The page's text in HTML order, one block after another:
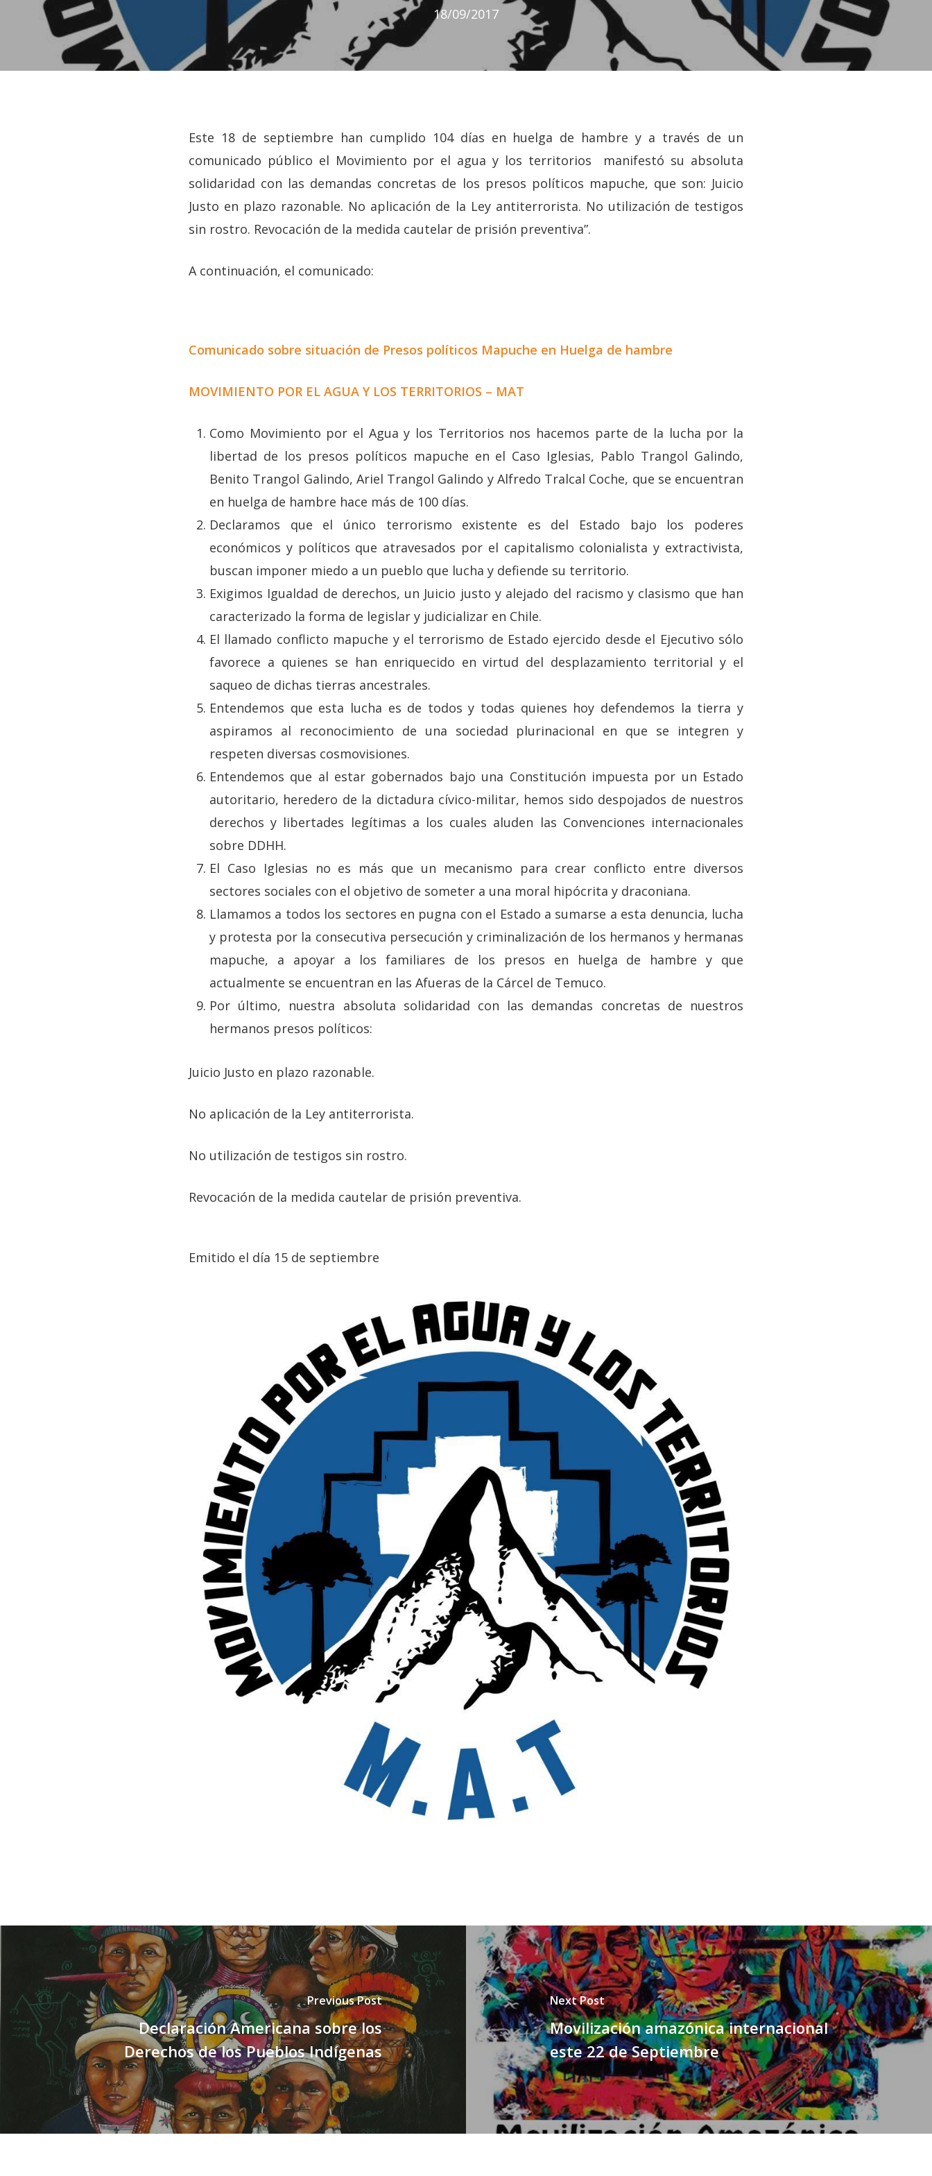
Hit enter to search or ESC to close
18/09/2017
Este 18 de septiembre han cumplido 104 días en huelga de hambre y a través de un
comunicado público el Movimiento por el agua y los territorios manifestó su absoluta
solidaridad con las demandas concretas de los presos políticos mapuche, que son: Juicio
Justo en plazo razonable. No aplicación de la Ley antiterrorista. No utilización de testigos
sin rostro. Revocación de la medida cautelar de prisión preventiva”.
A continuación, el comunicado:
Comunicado sobre situación de Presos políticos Mapuche en Huelga de hambre
MOVIMIENTO POR EL AGUA Y LOS TERRITORIOS – MAT
Como Movimiento por el Agua y los Territorios nos hacemos parte de la lucha por la
libertad de los presos políticos mapuche en el Caso Iglesias, Pablo Trangol Galindo,
Benito Trangol Galindo, Ariel Trangol Galindo y Alfredo Tralcal Coche, que se encuentran
en huelga de hambre hace más de 100 días.
Declaramos que el único terrorismo existente es del Estado bajo los poderes
económicos y políticos que atravesados por el capitalismo colonialista y extractivista,
buscan imponer miedo a un pueblo que lucha y defiende su territorio.
Exigimos Igualdad de derechos, un Juicio justo y alejado del racismo y clasismo que han
caracterizado la forma de legislar y judicializar en Chile.
El llamado conflicto mapuche y el terrorismo de Estado ejercido desde el Ejecutivo sólo
favorece a quienes se han enriquecido en virtud del desplazamiento territorial y el
saqueo de dichas tierras ancestrales.
Entendemos que esta lucha es de todos y todas quienes hoy defendemos la tierra y
aspiramos al reconocimiento de una sociedad plurinacional en que se integren y
respeten diversas cosmovisiones.
Entendemos que al estar gobernados bajo una Constitución impuesta por un Estado
autoritario, heredero de la dictadura cívico-militar, hemos sido despojados de nuestros
derechos y libertades legítimas a los cuales aluden las Convenciones internacionales
sobre DDHH.
El Caso Iglesias no es más que un mecanismo para crear conflicto entre diversos
sectores sociales con el objetivo de someter a una moral hipócrita y draconiana.
Llamamos a todos los sectores en pugna con el Estado a sumarse a esta denuncia, lucha
y protesta por la consecutiva persecución y criminalización de los hermanos y hermanas
mapuche, a apoyar a los familiares de los presos en huelga de hambre y que
actualmente se encuentran en las Afueras de la Cárcel de Temuco.
Por último, nuestra absoluta solidaridad con las demandas concretas de nuestros
hermanos presos políticos:
Juicio Justo en plazo razonable.
No aplicación de la Ley antiterrorista.
No utilización de testigos sin rostro.
Revocación de la medida cautelar de prisión preventiva.
Emitido el día 15 de septiembre
Previous Post
Declaración Americana sobre los
Derechos de los Pueblos Indígenas
Next Post
Movilización amazónica internacional
este 22 de Septiembre